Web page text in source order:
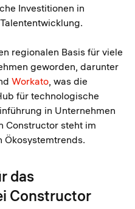
Investitionen in
regionalen Basis für viele
geworden, darunter
Workato, was die
für technologische
in Unternehmen
Constructor steht im
Ökosystemtrends.
das
Constructor